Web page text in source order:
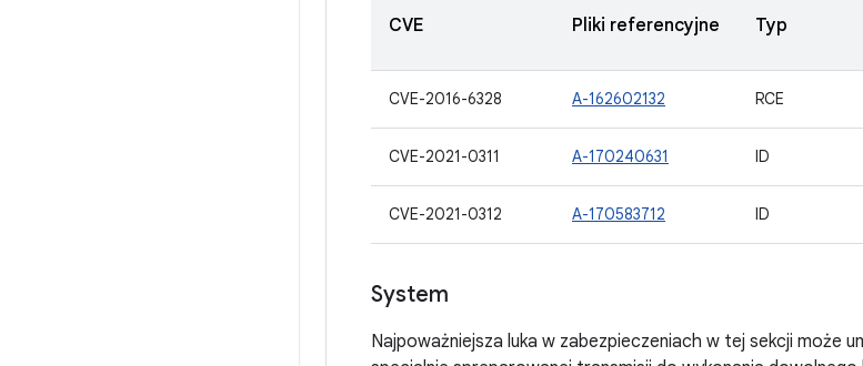
CVE Pliki referencyjne Typ
CVE-2016-6328 A-162602132 RCE
CVE-2021-0311 A-170240631 ID
CVE-2021-0312 A-170583712 ID
System
Najpoważniejsza luka w zabezpieczeniach w tej sekcji może